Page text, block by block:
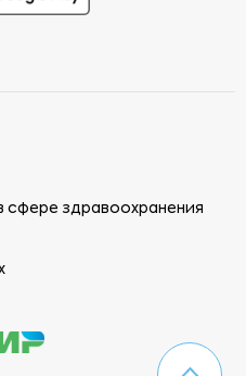
сфере здравоохранения